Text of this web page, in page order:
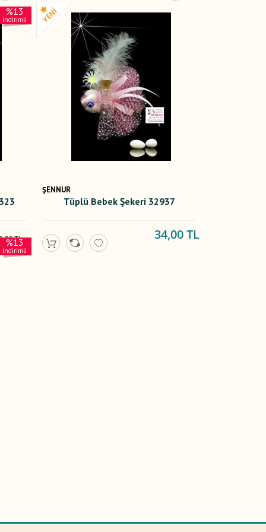
%13
indirimli
TL
TL
%13
indirimli
ŞENNUR
Tüplü Bebek Şekeri 32937
34,00 TL